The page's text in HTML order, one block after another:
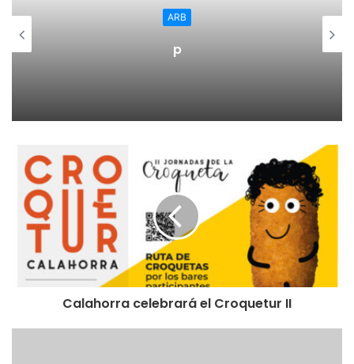
Autonómica o Local, así como con la Seguridad Social.
Esta iniciativa, que procede de una moción de Izquierda
ARB
p
Calahorra celebrará el Croquetur II